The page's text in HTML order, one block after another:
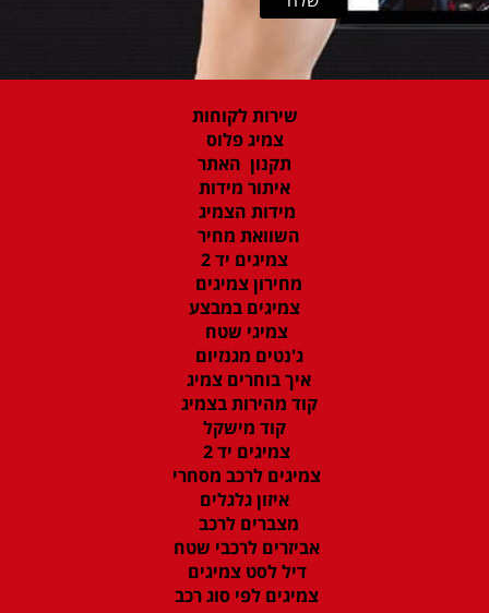
שירות לקוחות
צמיג פלוס
תקנון האתר
איתור מידות
מידות הצמיג
השוואת מחיר
צמיגים יד 2
מחירון צמיגים
צמיגים במבצע
צמיגי שטח
ג'נטים מגנזיום
איך בוחרים צמיג
קוד מהירות בצמיג
קוד מישקל
צמיגים יד 2
צמיגים לרכב מסחרי
איזון גלגלים
מצברים לרכב
אביזרים לרכבי שטח
דיל לסט צמיגים
צמיגים לפי סוג רכב